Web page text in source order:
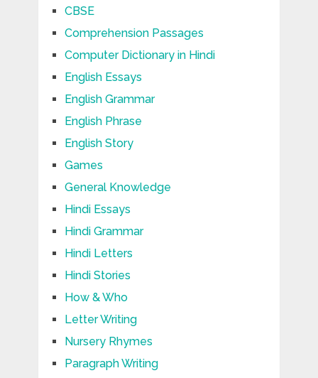
CBSE
Comprehension Passages
Computer Dictionary in Hindi
English Essays
English Grammar
English Phrase
English Story
Games
General Knowledge
Hindi Essays
Hindi Grammar
Hindi Letters
Hindi Stories
How & Who
Letter Writing
Nursery Rhymes
Paragraph Writing